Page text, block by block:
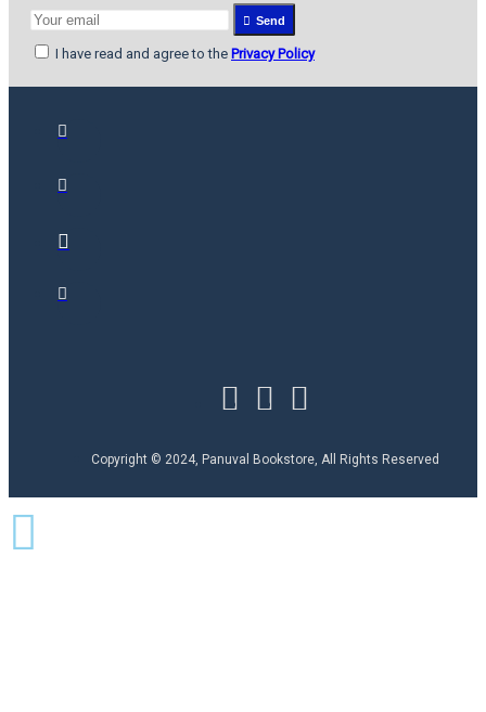
Send
I have read and agree to the Privacy Policy
Copyright © 2024, Panuval Bookstore, All Rights Reserved